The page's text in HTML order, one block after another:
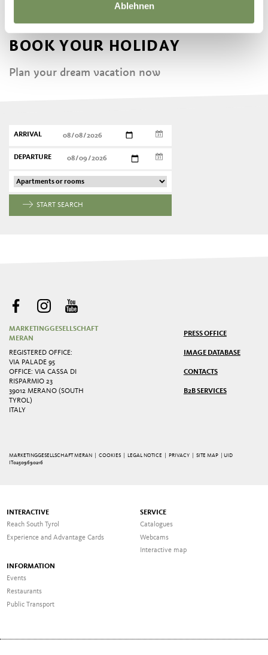
Ablehnen
BOOK YOUR HOLIDAY
Plan your dream vacation now
ARRIVAL
DEPARTURE
START SEARCH
MARKETINGGESELLSCHAFT
MERAN
REGISTERED OFFICE:
VIA PALADE 95
OFFICE: VIA CASSA DI
RISPARMIO 23
39012 MERANO (SOUTH
TYROL)
ITALY
PRESS OFFICE
IMAGE DATABASE
CONTACTS
B2B SERVICES
MARKETINGGESELLSCHAFT MERAN | COOKIES |LEGAL NOTICE |PRIVACY |SITE MAP
| UID
IT02509690216
INTERACTIVE
Reach South Tyrol
Experience and Advantage Cards
SERVICE
Catalogues
Webcams
Interactive map
INFORMATION
Events
Restaurants
Public Transport